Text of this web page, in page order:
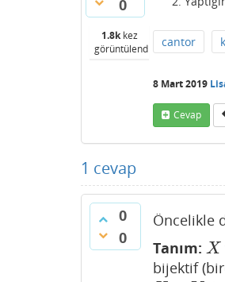
0
1.8kkez
görüntülendi
cantor
8 Mart 2019
Cevap
1 cevap
0
0
Öncelikle
Tanım: X
X
bijektif